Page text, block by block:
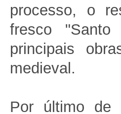
processo, o
fresco
principais
medieval.
Por último de